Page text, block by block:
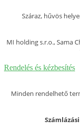
Száraz, hűvös
MI holding s.r.o., Sama
Rendelés és kézbesítés
Minden rendelhető
Számlázási